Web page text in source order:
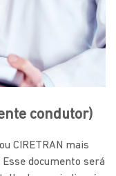
condutor)
CIRETRAN mais
documento será